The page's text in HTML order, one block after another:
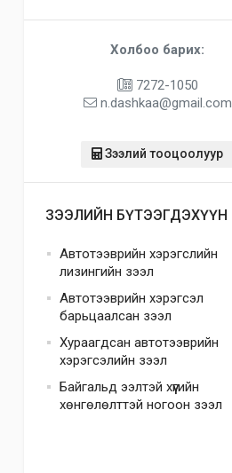
Холбоо барих:
7272-1050
n.dashkaa@gmail.com
Зээлий тооцоолуур
ЗЭЭЛИЙН БҮТЭЭГДЭХҮҮН
Автотээврийн хэрэгслийн
лизингийн зээл
Автотээврийн хэрэгсэл
барьцаалсан зээл
Хураагдсан автотээврийн
хэрэгсэлийн зээл
Байгальд ээлтэй хүүгийн
хөнгөлөлттэй ногоон зээл